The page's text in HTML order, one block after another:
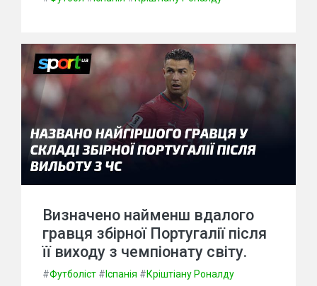
Визначено найменш вдалого
гравця збірної Португалії після
її виходу з чемпіонату світу.
#Футболіст # Іспанія #Кріштіану Роналду